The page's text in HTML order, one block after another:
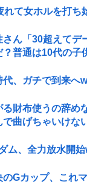
れて女ホルを打ち
さん「30超えてデ
普通は10代の子
代、ガチで到来へ
財布使うの辞め
で曲げちゃいけな
ム、全力放水開
のGカップ、これ